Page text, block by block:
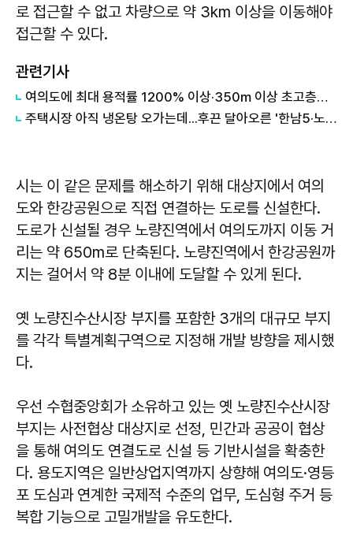
로 접근할 수 없고 차량으로 약 3km 이상을 이동해야
접근할 수 있다.
관련기사
여의도에 최대 용적률 1200% 이상·350m 이상 초고층건물 가능해진다…"높이규제 사실상 폐지"
주택시장 아직 냉온탕 오가는데...후끈 달아오른 '한남5·노량진1' 수주전
시는 이 같은 문제를 해소하기 위해 대상지에서 여의
도와 한강공원으로 직접 연결하는 도로를 신설한다.
도로가 신설될 경우 노량진역에서 여의도까지 이동 거
리는 약 650m로 단축된다. 노량진역에서 한강공원까
지는 걸어서 약 8분 이내에 도달할 수 있게 된다.
옛 노량진수산시장 부지를 포함한 3개의 대규모 부지
를 각각 특별계획구역으로 지정해 개발 방향을 제시했
다.
우선 수협중앙회가 소유하고 있는 옛 노량진수산시장
부지는 사전협상 대상지로 선정, 민간과 공공이 협상
을 통해 여의도 연결도로 신설 등 기반시설을 확충한
다. 용도지역은 일반상업지역까지 상향해 여의도·영등
포 도심과 연계한 국제적 수준의 업무, 도심형 주거 등
복합 기능으로 고밀개발을 유도한다.